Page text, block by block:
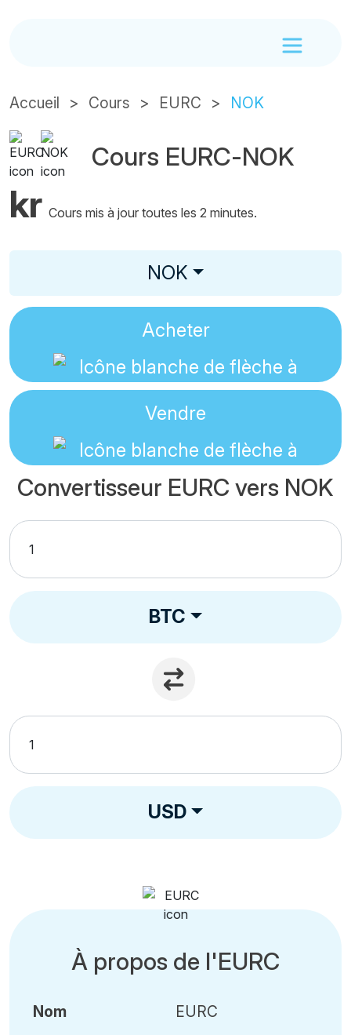
Accueil Cours EURC NOK
Cours EURC-NOK
kr Cours mis à jour toutes les 2 minutes.
NOK
Acheter
Vendre
Convertisseur EURC vers NOK
BTC
USD
À propos de l'EURC
Nom
EURC